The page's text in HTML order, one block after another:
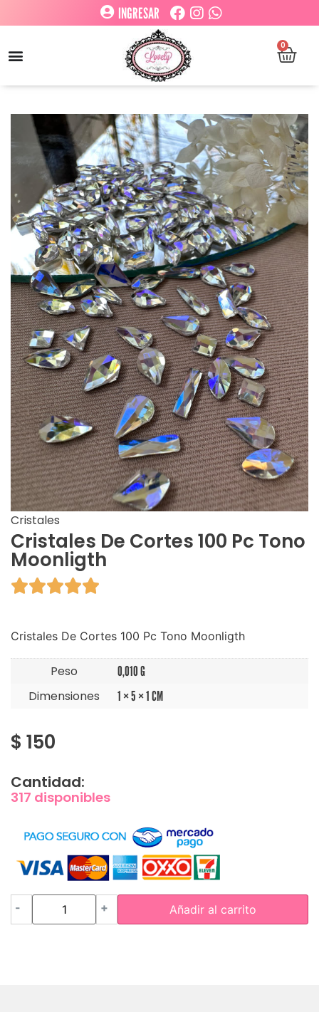
INGRESAR
0
Cristales
Cristales De Cortes 100 Pc Tono
Moonligth

Cristales De Cortes 100 Pc Tono Moonligth
Peso 0,010 G
Dimensiones 1 × 5 × 1 CM
$ 150
Cantidad:
317 disponibles
- + Añadir al carrito